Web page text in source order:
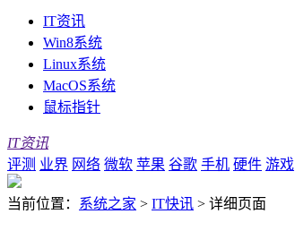
IT资讯
Win8系统
Linux系统
MacOS系统
鼠标指针
IT资讯
评测 业界 网络 微软 苹果 谷歌 手机 硬件 游戏
当前位置： 系统之家 > IT快讯 > 详细页面